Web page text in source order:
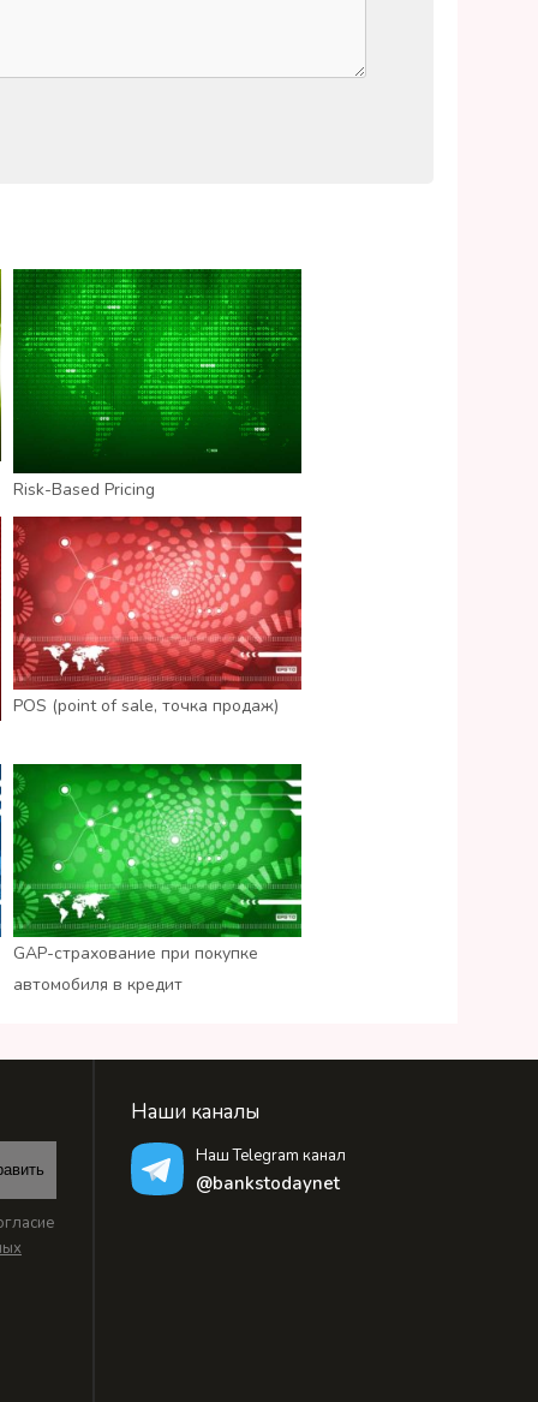
Risk-Based Pricing
POS (point of sale, точка продаж)
GAP-страхование при покупке
автомобиля в кредит
Наши каналы
Наш Telegram канал
@bankstodaynet